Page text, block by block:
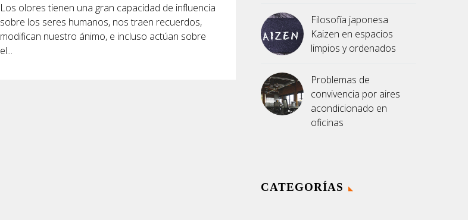
Los olores tienen una gran capacidad de influencia
sobre los seres humanos, nos traen recuerdos,
modifican nuestro ánimo, e incluso actúan sobre
el...
Filosofía japonesa
Kaizen en espacios
limpios y ordenados
Problemas de
convivencia por aires
acondicionado en
oficinas
CATEGORÍAS